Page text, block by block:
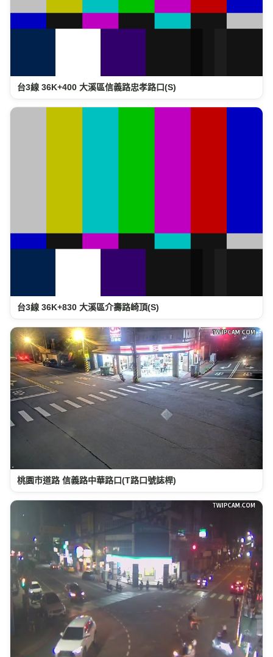
台3線 36K+400 大溪區信義路忠孝路口(S)
台3線 36K+830 大溪區介壽路崎頂(S)
桃園市道路 信義路中華路口(T路口號誌桿)